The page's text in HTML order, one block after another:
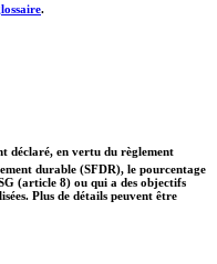
.
déclaré, en vertu du règlement
durable (SFDR), le pourcentage
(article 8) ou qui a des objectifs
Plus de détails peuvent être